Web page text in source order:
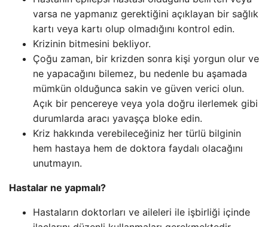
varsa ne yapmanız gerektiğini açıklayan bir sağlık
kartı veya kartı olup olmadığını kontrol edin.
Krizinin bitmesini bekliyor.
Çoğu zaman, bir krizden sonra kişi yorgun olur ve
ne yapacağını bilemez, bu nedenle bu aşamada
mümkün olduğunca sakin ve güven verici olun.
Açık bir pencereye veya yola doğru ilerlemek gibi
durumlarda aracı yavaşça bloke edin.
Kriz hakkında verebileceğiniz her türlü bilginin
hem hastaya hem de doktora faydalı olacağını
unutmayın.
Hastalar ne yapmalı?
Hastaların doktorları ve aileleri ile işbirliği içinde